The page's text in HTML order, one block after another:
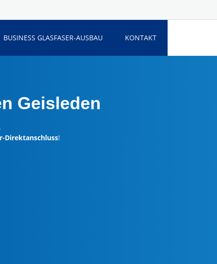
BUSINESS GLASFASER-AUSBAU KONTAKT
Geisleden
Direktanschluss!